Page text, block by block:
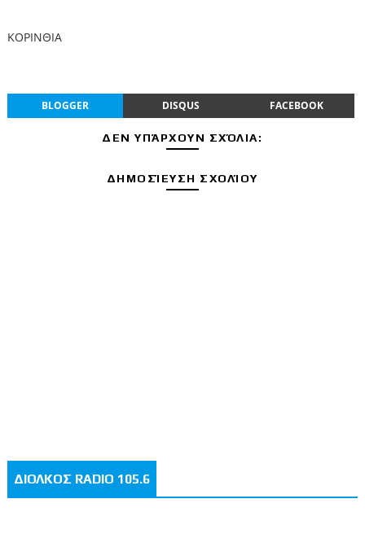
ΚΟΡΙΝΘΙΑ
BLOGGER DISQUS FACEBOOK
ΔΕΝ ΥΠΆΡΧΟΥΝ ΣΧΌΛΙΑ:
ΔΗΜΟΣΊΕΥΣΗ ΣΧΟΛΊΟΥ
ΔΙΟΛΚΟΣ RADIO 105.6